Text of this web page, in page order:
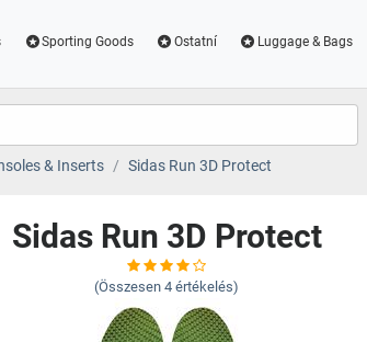
Sporting Goods Ostatní Luggage & Bags
& Inserts Sidas Run 3D Protect
Sidas Run 3D Protect
(Összesen 4 értékelés)